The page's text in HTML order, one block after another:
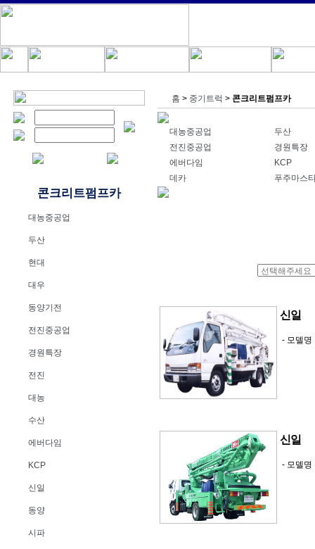
콘크리트펌프카
대농중공업
두산
현대
대우
동양기전
전진중공업
경원특장
전진
대농
수산
에버다임
KCP
신일
동양
시파
홈 > 중기트럭 > 콘크리트펌프카
대농중공업
두산
전진중공업
경원특장
에버다임
KCP
데카
푸주마스
신일
- 모델명
신일
- 모델명